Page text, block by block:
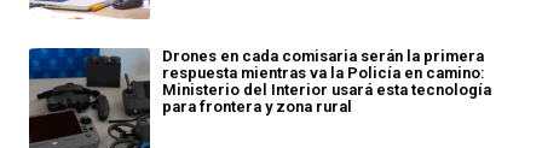
Drones en cada comisaria serán la primera
respuesta mientras va la Policía en camino:
Ministerio del Interior usará esta tecnología
para frontera y zona rural